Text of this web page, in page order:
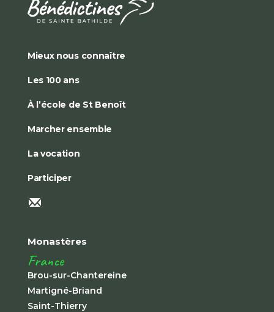
Mieux nous connaître
Les 100 ans
À l’école de St Benoît
Marcher ensemble
La vocation
Participer
Monastères
France
Brou-sur-Chantereine
Martigné-Briand
Saint-Thierry